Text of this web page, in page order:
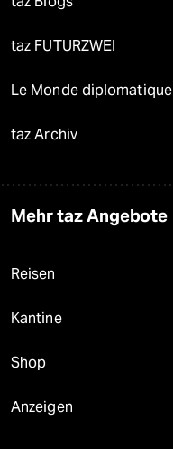
taz FUTURZWEI
Le Monde diplomatique
taz Archiv
Mehr taz Angebote
Reisen
Kantine
Shop
Anzeigen